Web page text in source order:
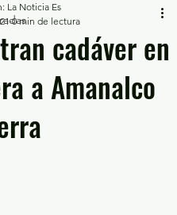
cadáver en
a Amanalco
La Noticia Es
0 min de lectura